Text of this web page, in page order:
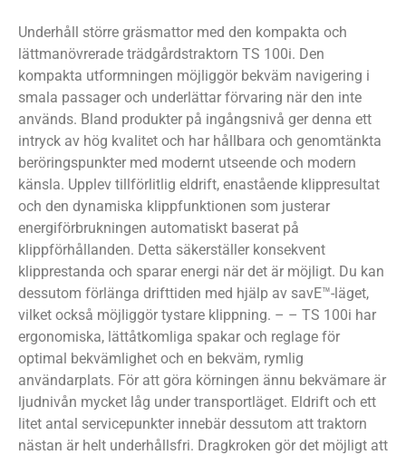
Underhåll större gräsmattor med den kompakta och
lättmanövrerade trädgårdstraktorn TS 100i. Den
kompakta utformningen möjliggör bekväm navigering i
smala passager och underlättar förvaring när den inte
används. Bland produkter på ingångsnivå ger denna ett
intryck av hög kvalitet och har hållbara och genomtänkta
beröringspunkter med modernt utseende och modern
känsla. Upplev tillförlitlig eldrift, enastående klippresultat
och den dynamiska klippfunktionen som justerar
energiförbrukningen automatiskt baserat på
klippförhållanden. Detta säkerställer konsekvent
klipprestanda och sparar energi när det är möjligt. Du kan
dessutom förlänga drifttiden med hjälp av savE™-läget,
vilket också möjliggör tystare klippning. – – TS 100i har
ergonomiska, lättåtkomliga spakar och reglage för
optimal bekvämlighet och en bekväm, rymlig
användarplats. För att göra körningen ännu bekvämare är
ljudnivån mycket låg under transportläget. Eldrift och ett
litet antal servicepunkter innebär dessutom att traktorn
nästan är helt underhållsfri. Dragkroken gör det möjligt att